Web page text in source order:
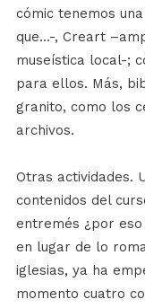
cómic tenemos
que…-, Creart
museística local-;
para ellos. Más,
granito, como los
archivos.
Otras actividades.
contenidos del
entremés ¿por
en lugar de lo
iglesias, ya ha
momento cuatro